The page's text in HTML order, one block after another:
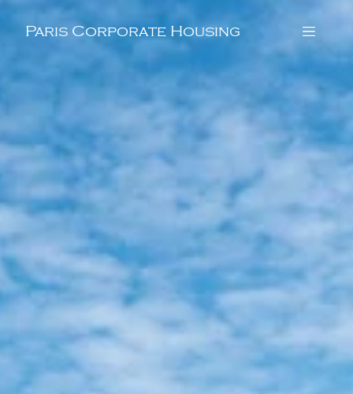
Paris Corporate Housing